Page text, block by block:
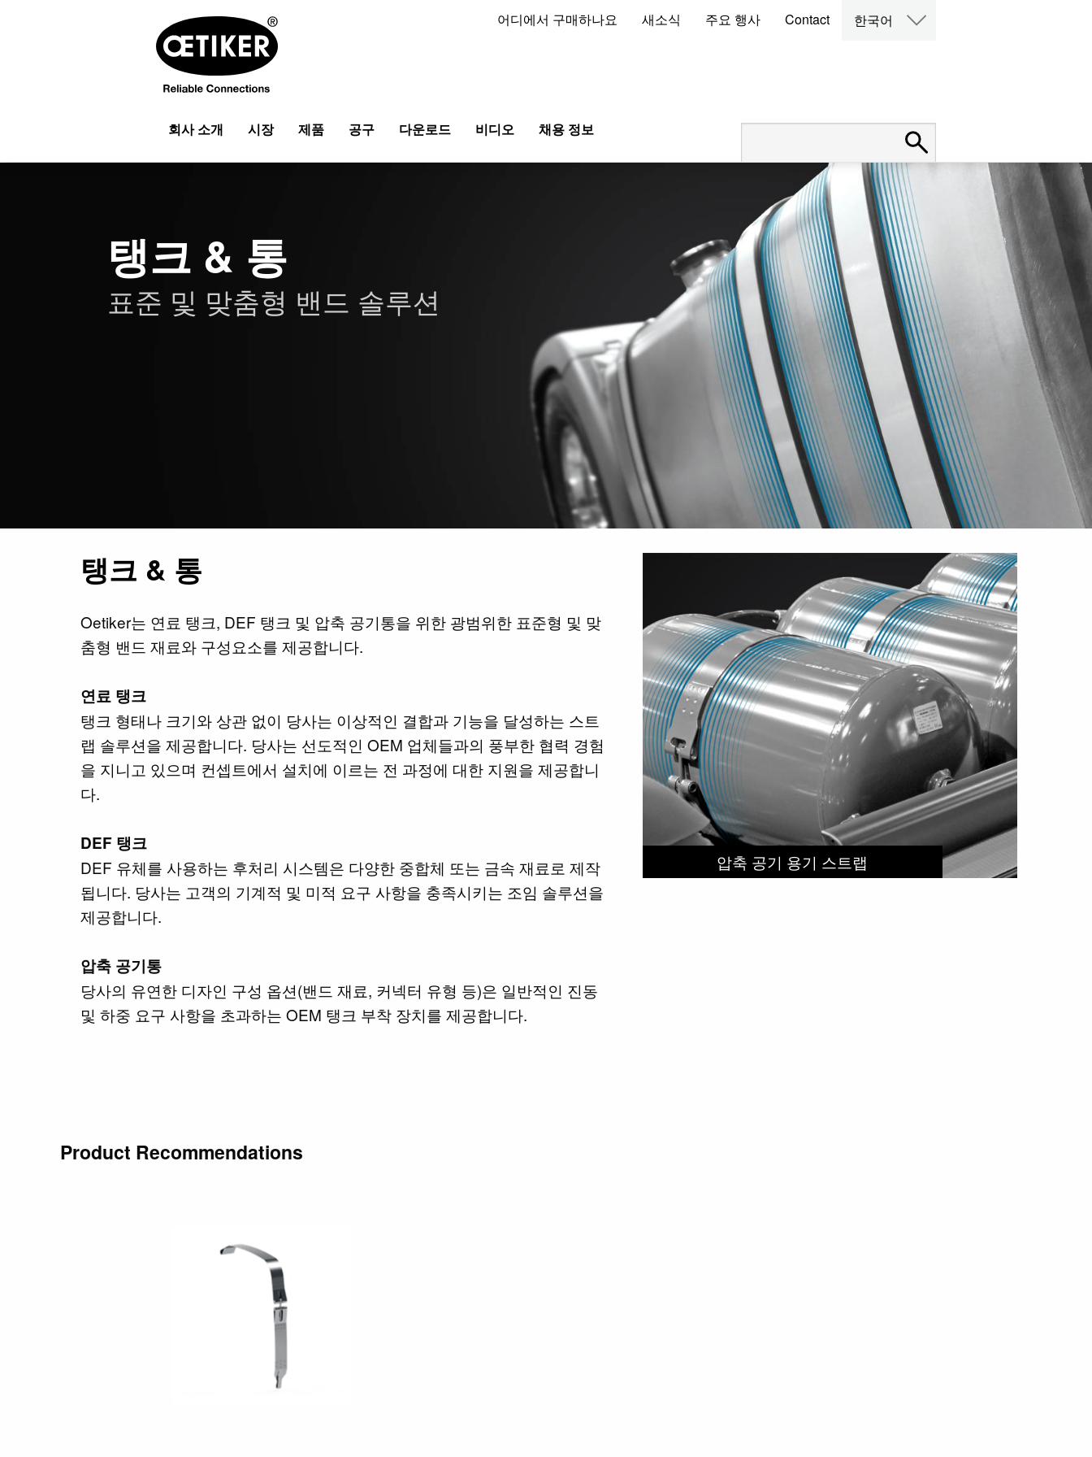
어디에서 구매하나요 새소식 주요 행사 Contact 한국어
회사 소개 시장 제품 공구 다운로드 비디오 채용 정보
탱크 & 통
표준 및 맞춤형 밴드 솔루션
탱크 & 통
Oetiker는 연료 탱크, DEF 탱크 및 압축 공기통을 위한 광범위한 표준형 및 맞
춤형 밴드 재료와 구성요소를 제공합니다.
연료 탱크
탱크 형태나 크기와 상관 없이 당사는 이상적인 결합과 기능을 달성하는 스트
랩 솔루션을 제공합니다. 당사는 선도적인 OEM 업체들과의 풍부한 협력 경험
을 지니고 있으며 컨셉트에서 설치에 이르는 전 과정에 대한 지원을 제공합니
다.
DEF 탱크
DEF 유체를 사용하는 후처리 시스템은 다양한 중합체 또는 금속 재료로 제작
됩니다. 당사는 고객의 기계적 및 미적 요구 사항을 충족시키는 조임 솔루션을
제공합니다.
압축 공기통
당사의 유연한 디자인 구성 옵션(밴드 재료, 커넥터 유형 등)은 일반적인 진동
및 하중 요구 사항을 초과하는 OEM 탱크 부착 장치를 제공합니다.
압축 공기 용기 스트랩
Product Recommendations